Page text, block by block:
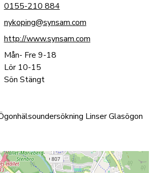
0155-210 884
nykoping@synsam.com
http://www.synsam.com
Mån- Fre 9-18
Lör 10-15
Sön Stängt
Linser Glasögon